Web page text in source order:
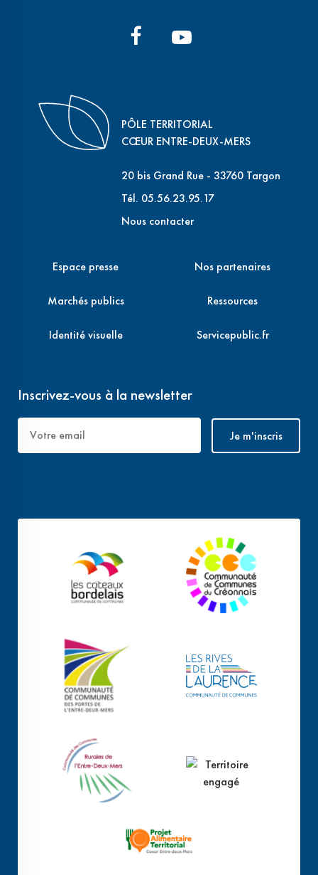
PÔLE TERRITORIAL
CŒUR ENTRE-DEUX-MERS
20 bis Grand Rue - 33760 Targon
Tél. 05.56.23.95.17
Nous contacter
Espace presse
Marchés publics
Identité visuelle
Nos partenaires
Ressources
Servicepublic.fr
Inscrivez-vous à la newsletter